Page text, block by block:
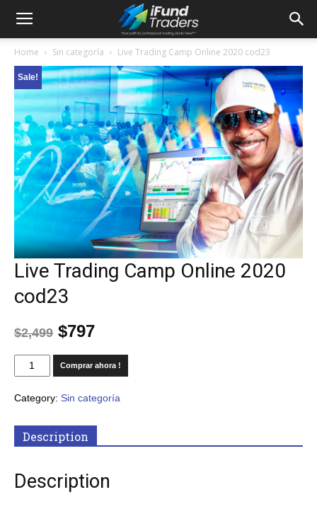
Home Sin categoría Live Trading Camp Online 2020 cod23
Sale!
Live Trading Camp Online 2020
cod23
$2,499 $797
Comprar ahora !
Category: Sin categoría
Description
Description